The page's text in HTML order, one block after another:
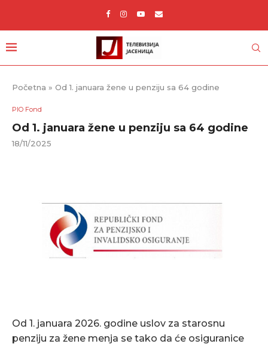
Početna » Od 1. januara žene u penziju sa 64 godine
PIO Fond
Od 1. januara žene u penziju sa 64 godine
18/11/2025
Od 1. januara 2026. godine uslov za starosnu
penziju za žene menja se tako da će osiguranice